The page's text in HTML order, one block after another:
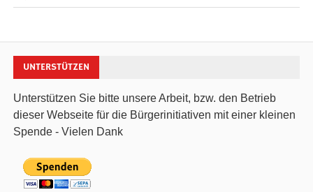
UNTERSTÜTZEN
Unterstützen Sie bitte unsere Arbeit, bzw. den Betrieb
dieser Webseite für die Bürgerinitiativen mit einer kleinen
Spende - Vielen Dank